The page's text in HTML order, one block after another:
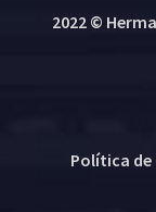
2022 ©
Política de